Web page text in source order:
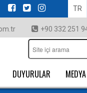
TR
+90 332 251
DUYURULAR MEDYA